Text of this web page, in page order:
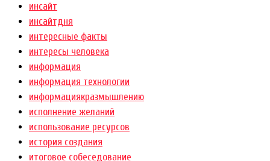
инсайт
инсайтдня
интересные факты
интересы человека
информация
информация технологии
информациякразмышлению
исполнение желаний
использование ресурсов
история создания
итоговое собеседование